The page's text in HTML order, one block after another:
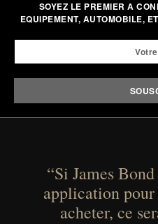
your next survival
new adventure, it's one
Minecraft
SOYEZ LE PREMIER A
EQUIPEMENT, AUTOMOBILE,
“Si James
application pour
acheter, ce